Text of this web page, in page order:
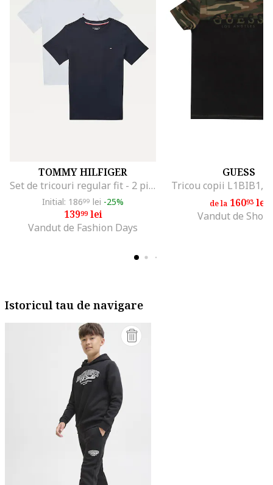
TOMMY HILFIGER
Set de tricouri regular fit - 2 piese, Alb/Albastru inchis
Initial: 18699 lei -25%
13999lei
Vandut de Fashion Days
GUESS
Tricou copii L1BIB1,
de la 16093lei
Vandut de
Istoricul tau de navigare